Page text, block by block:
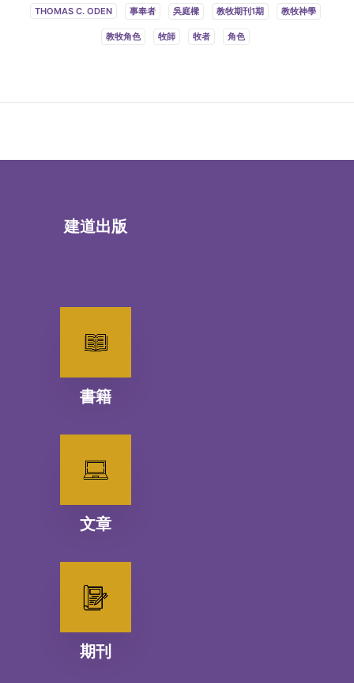
THOMAS C. ODEN 事奉者 吳庭樑 教牧期刊1期 教牧神學
教牧角色 牧師 牧者 角色
建道出版
書籍
文章
期刊